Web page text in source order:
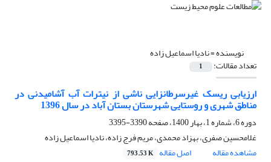
نویسنده =نادیا اسماعیل زاده
تعداد مقالات: 1
ارزیابی ریسک غیرسرطانزایی ناشی از نیترات آب آشامیدنی در
مناطق شهری و روستایی شهرستان بستان آباد در سال 1396
دوره 6، شماره 1، بهار 1400، صفحه
3390-3395
غلامحسین صفری، بهزاد محمدی، مریم فرج زاده، نادیا اسماعیل زاده
مشاهده مقاله
اصل مقاله 793.53 K